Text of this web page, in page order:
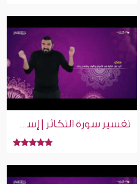
تفسير سورة التكاثر | إسلام ويب | بلغة الإشارة